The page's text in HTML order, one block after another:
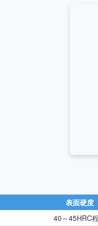
表面硬度
40～45HRC